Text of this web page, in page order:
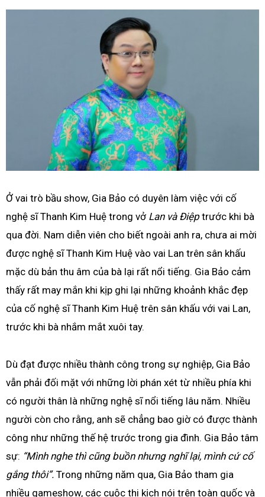
Ở vai trò bầu show, Gia Bảo có duyên làm việc với cố
nghệ sĩ Thanh Kim Huệ trong vở Lan và Điệptrước khi bà
qua đời. Nam diễn viên cho biết ngoài anh ra, chưa ai mời
được nghệ sĩ Thanh Kim Huệ vào vai Lan trên sân khấu
mặc dù bản thu âm của bà lại rất nổi tiếng. Gia Bảo cảm
thấy rất may mắn khi kịp ghi lại những khoảnh khắc đẹp
của cố nghệ sĩ Thanh Kim Huệ trên sân khấu với vai Lan,
trước khi bà nhắm mắt xuôi tay.
Dù đạt được nhiều thành công trong sự nghiệp, Gia Bảo
vẫn phải đối mặt với những lời phán xét từ nhiều phía khi
có người thân là những nghệ sĩ nổi tiếng lâu năm. Nhiều
người còn cho rằng, anh sẽ chẳng bao giờ có được thành
công như những thế hệ trước trong gia đình. Gia Bảo tâm
sự: “Mình nghe thì cũng buồn nhưng nghĩ lại, mình cứ cố
gắng thôi”. Trong những năm qua, Gia Bảo tham gia
nhiều gameshow, các cuộc thi kịch nói trên toàn quốc và